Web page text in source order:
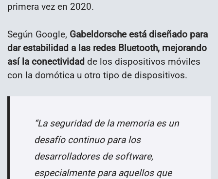
primera vez en 2020.
Según Google, Gabeldorsche está diseñado para
dar estabilidad a las redes Bluetooth, mejorando
así la conectividad de los dispositivos móviles
con la domótica u otro tipo de dispositivos.
“La seguridad de la memoria es un
desafío continuo para los
desarrolladores de software,
especialmente para aquellos que